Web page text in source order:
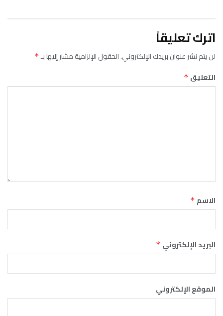
اترك تعليقاً
لن يتم نشر عنوان بريدك الإلكتروني.الحقول الإلزامية مشار إليها بـ*
التعليق *
الاسم *
البريد الإلكتروني *
الموقع الإلكتروني